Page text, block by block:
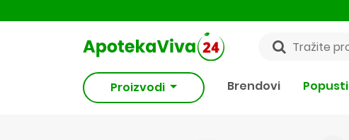
Proizvodi Brendovi Popusti